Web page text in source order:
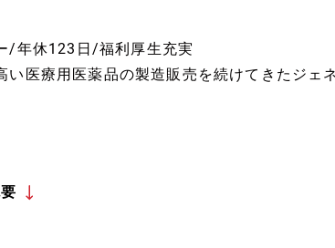
/年休123日/福利厚生充実
医療用医薬品の製造販売を続けてきたジェ